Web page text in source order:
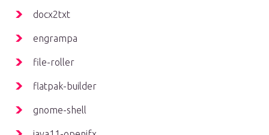
docx2txt
engrampa
file-roller
flatpak-builder
gnome-shell